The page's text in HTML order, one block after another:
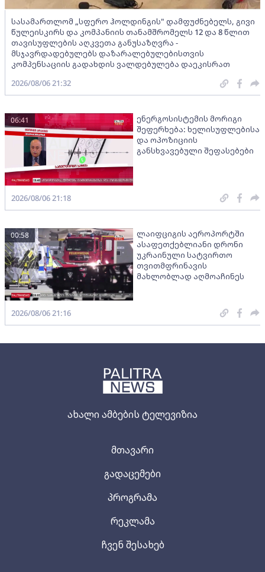
ახალი ამბების ტელევიზია
მთავარი
გადაცემები
პროგრამა
რეკლამა
ჩვენ შესახებ
სასამართლომ „სფერო ჰოლდინგის" დამფუძნებელს, გივი
წულეისკირს და კომპანიის თანამშრომელს 12 და 8 წლით
თავისუფლების აღკვეთა განუსაზღვრა -
მსჯავრდადებულებს დაზარალებულებისთვის
კომპენსაციის გადახდის ვალდებულება დაეკისრათ
2026/08/06 21:32
ენერგოსისტემის მორიგი
შეფერხება: ხელისუფლებისა
და ოპოზიციის
განსხვავებული შეფასებები
06:41
2026/08/06 21:18
ლაიფციგის აეროპორტში
ასაფეთქებლიანი დრონი
უკრაინული სატვირთო
თვითმფრინავის
მახლობლად აღმოაჩინეს
00:58
2026/08/06 21:16